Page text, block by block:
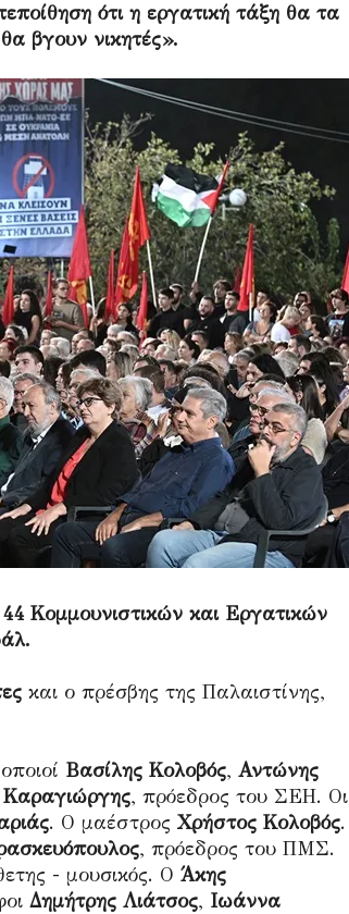
ότι η εργατική τάξη θα τα
βγουν νικητές».
Κομμουνιστικών και Εργατικών
και ο πρέσβης της Παλαιστίνης,
Βασίλης Κολοβός, Αντώνης
Καραγιώργης, πρόεδρος του ΣΕΗ. Οι
. Ο μαέστρος Χρήστος Κολοβός.
, πρόεδρος του ΠΜΣ.
- μουσικός. Ο Άκης
Δημήτρης Λιάτσος, Ιωάννα